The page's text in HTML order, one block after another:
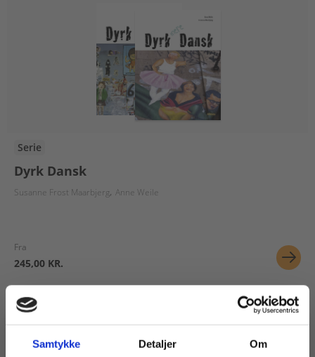
Samtykke Detaljer Om
Serie
Dyrk Dansk
Susanne Frost Maarbjerg Anne Weile
Fra
245,00 KR.